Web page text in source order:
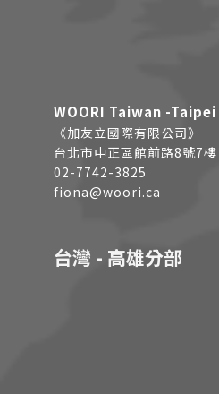
WOORI Taiwan -Taipei
《加友立國際有限公司》
台北市中正區館前路8號7樓
02-7742-3825
fiona@woori.ca
台灣 - 高雄分部